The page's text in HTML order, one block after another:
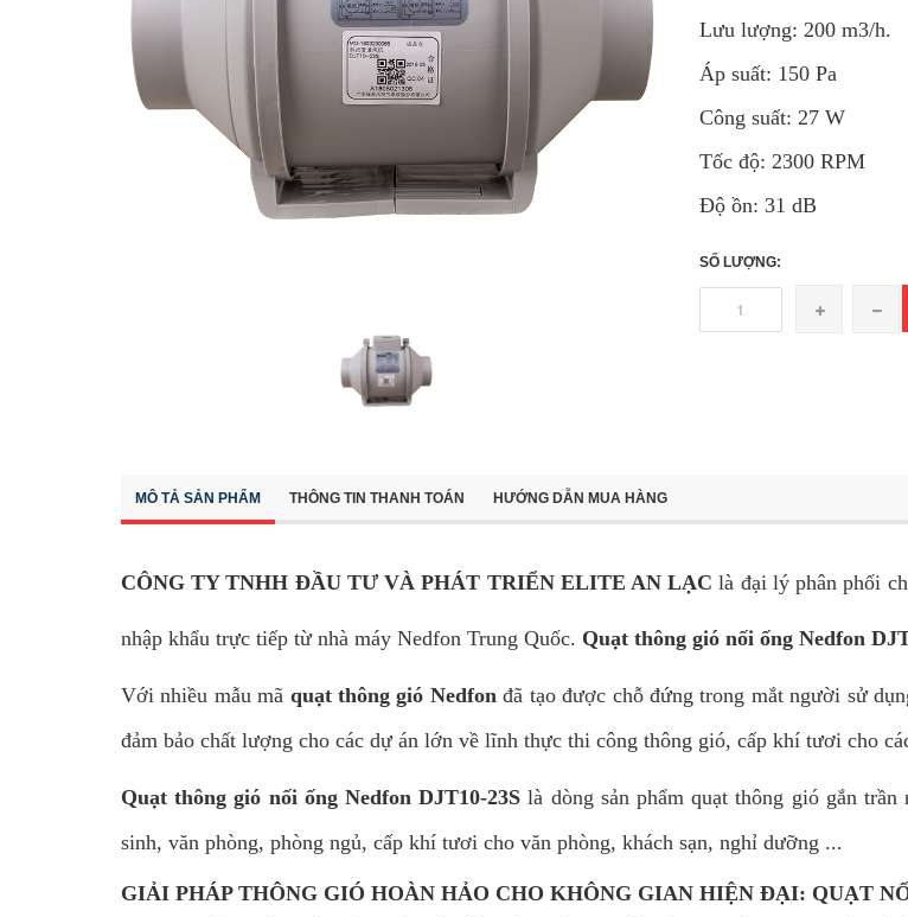
Lưu lượng: 200 m3/h.
Áp suất: 150 Pa
Công suất: 27 W
Tốc độ: 2300 RPM
Độ ồn: 31 dB
SỐ LƯỢNG:
MÔ TẢ SẢN PHẨM THÔNG TIN THANH TOÁN HƯỚNG DẪN MUA HÀNG
CÔNG TY TNHH ĐẦU TƯ VÀ PHÁT TRIỂN ELITE AN LẠC là đại lý phân phối
nhập khẩu trực tiếp từ nhà máy Nedfon Trung Quốc. Quạt thông gió nối ống Nedfon
Với nhiều mẫu mã quạt thông gió Nedfon đã tạo được chỗ đứng trong mắt người sử
đảm bảo chất lượng cho các dự án lớn về lĩnh thực thi công thông gió, cấp khí tươi cho
Quạt thông gió nối ống Nedfon DJT10-23S là dòng sản phẩm quạt thông gió gắn
sinh, văn phòng, phòng ngủ, cấp khí tươi cho văn phòng, khách sạn, nghỉ dưỡng ...
GIẢI PHÁP THÔNG GIÓ HOÀN HẢO CHO KHÔNG GIAN HIỆN ĐẠI: QUẠT